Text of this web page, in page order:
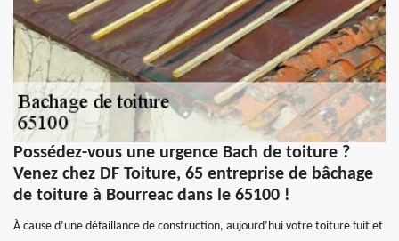
Possédez-vous une urgence Bach de toiture ?
Venez chez DF Toiture, 65 entreprise de bâchage
de toiture à Bourreac dans le 65100 !
À cause d’une défaillance de construction, aujourd’hui votre toiture fuit et